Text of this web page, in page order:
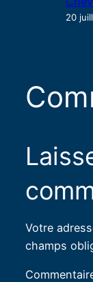
20
Votre
champs